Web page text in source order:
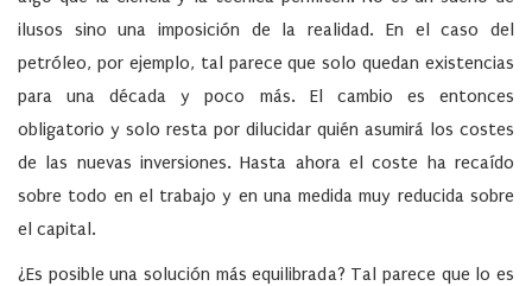
ilusos sino una imposición de la realidad. En el caso del
petróleo, por ejemplo, tal parece que solo quedan existencias
para una década y poco más. El cambio es entonces
obligatorio y solo resta por dilucidar quién asumirá los costes
de las nuevas inversiones. Hasta ahora el coste ha recaído
sobre todo en el trabajo y en una medida muy reducida sobre
el capital.
¿Es posible una solución más equilibrada? Tal parece que lo es